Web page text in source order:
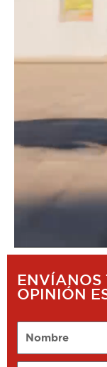
ENVÍANOS
OPINIÓN